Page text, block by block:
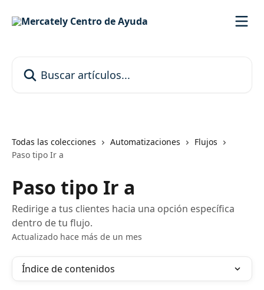
Todas las colecciones Automatizaciones
Flujos
Paso tipo Ir a
Paso tipo Ir a
Redirige a tus clientes hacia una opción específica
dentro de tu flujo.
Actualizado hace más de un mes
Índice de contenidos